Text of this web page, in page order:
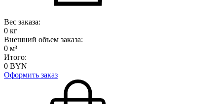
Вес заказа:
0 кг
Внешний объем заказа:
0 м³
Итого:
0 BYN
Оформить заказ